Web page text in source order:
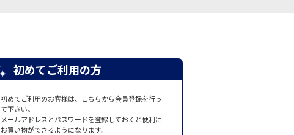
初めてご利用の方
初めてご利用のお客様は、こちらから会員登録を行っ
て下さい。
メールアドレスとパスワードを登録しておくと便利に
お買い物ができるようになります。